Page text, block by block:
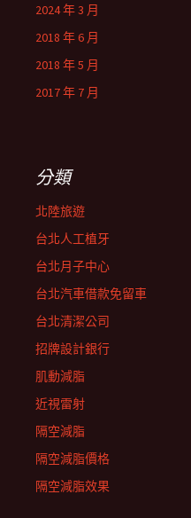
2024 年 3 月
2018 年 6 月
2018 年 5 月
2017 年 7 月
分類
北陸旅遊
台北人工植牙
台北月子中心
台北汽車借款免留車
台北清潔公司
招牌設計銀行
肌動減脂
近視雷射
隔空減脂
隔空減脂價格
隔空減脂效果